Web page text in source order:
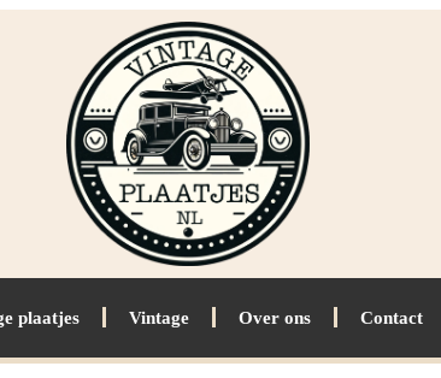
plaatjes Vintage Over ons Contact